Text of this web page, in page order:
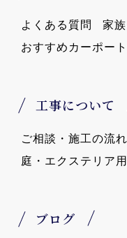
よくある質問
家
おすすめカーポー
工事について
ご相談・施工の流れ
庭・エクステリア
ブログ